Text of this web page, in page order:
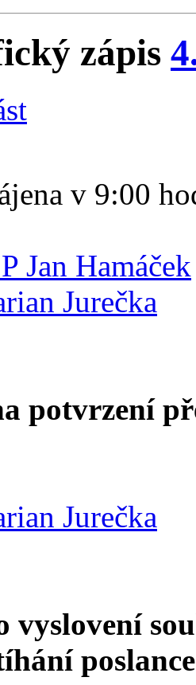
zápis
v 9:00
Jan Hamáček
Jurečka
potvrzení
Jurečka
vyslovení